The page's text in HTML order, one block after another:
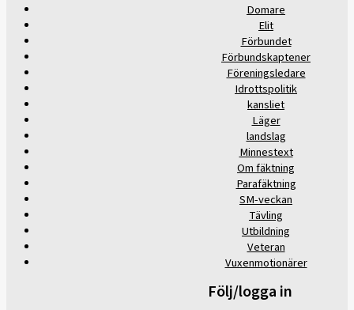
Domare
Elit
Förbundet
Förbundskaptener
Föreningsledare
Idrottspolitik
kansliet
Läger
landslag
Minnestext
Om fäktning
Parafäktning
SM-veckan
Tävling
Utbildning
Veteran
Vuxenmotionärer
Följ/logga in